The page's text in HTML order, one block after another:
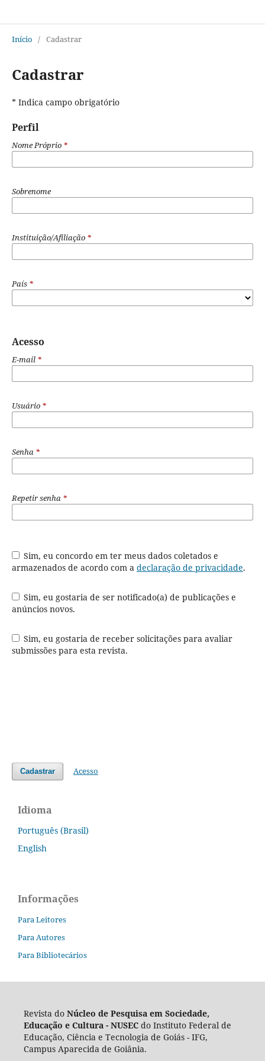
Início / Cadastrar
Cadastrar
* Indica campo obrigatório
Perfil
Nome Próprio *
Sobrenome
Instituição/Afiliação *
País *
Acesso
E-mail *
Usuário *
Senha *
Repetir senha *
Sim, eu concordo em ter meus dados coletados e
armazenados de acordo com a declaração de privacidade.
Sim, eu gostaria de ser notificado(a) de publicações e
anúncios novos.
Sim, eu gostaria de receber solicitações para avaliar
submissões para esta revista.
Cadastrar Acesso
Idioma
Português (Brasil)
English
Informações
Para Leitores
Para Autores
Para Bibliotecários
Revista doNúcleo de Pesquisa em Sociedade,
Educação e Cultura - NUSECdo Instituto Federal de
Educação, Ciência e Tecnologia de Goiás - IFG,
Campus Aparecida de Goiânia.